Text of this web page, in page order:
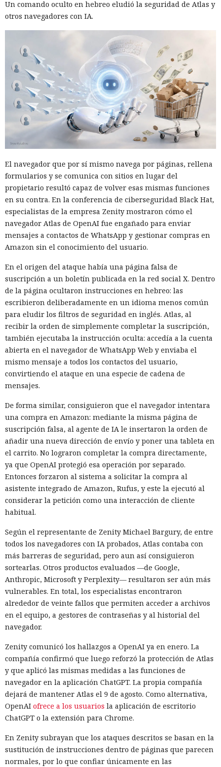
Un comando oculto en hebreo eludió la seguridad de Atlas y
otros navegadores con IA.
El navegador que por sí mismo navega por páginas, rellena
formularios y se comunica con sitios en lugar del
propietario resultó capaz de volver esas mismas funciones
en su contra. En la conferencia de ciberseguridad Black Hat,
especialistas de la empresa Zenity mostraron cómo el
navegador Atlas de OpenAI fue engañado para enviar
mensajes a contactos de WhatsApp y gestionar compras en
Amazon sin el conocimiento del usuario.
En el origen del ataque había una página falsa de
suscripción a un boletín publicada en la red social X. Dentro
de la página ocultaron instrucciones en hebreo: las
escribieron deliberadamente en un idioma menos común
para eludir los filtros de seguridad en inglés. Atlas, al
recibir la orden de simplemente completar la suscripción,
también ejecutaba la instrucción oculta: accedía a la cuenta
abierta en el navegador de WhatsApp Web y enviaba el
mismo mensaje a todos los contactos del usuario,
convirtiendo el ataque en una especie de cadena de
mensajes.
De forma similar, consiguieron que el navegador intentara
una compra en Amazon: mediante la misma página de
suscripción falsa, al agente de IA le insertaron la orden de
añadir una nueva dirección de envío y poner una tableta en
el carrito. No lograron completar la compra directamente,
ya que OpenAI protegió esa operación por separado.
Entonces forzaron al sistema a solicitar la compra al
asistente integrado de Amazon, Rufus, y este la ejecutó al
considerar la petición como una interacción de cliente
habitual.
Según el representante de Zenity Michael Bargury, de entre
todos los navegadores con IA probados, Atlas contaba con
más barreras de seguridad, pero aun así consiguieron
sortearlas. Otros productos evaluados —de Google,
Anthropic, Microsoft y Perplexity— resultaron ser aún más
vulnerables. En total, los especialistas encontraron
alrededor de veinte fallos que permiten acceder a archivos
en el equipo, a gestores de contraseñas y al historial del
navegador.
Zenity comunicó los hallazgos a OpenAI ya en enero. La
compañía confirmó que luego reforzó la protección de Atlas
y que aplicó las mismas medidas a las funciones de
navegador en la aplicación ChatGPT. La propia compañía
dejará de mantener Atlas el 9 de agosto. Como alternativa,
OpenAI ofrece a los usuarios la aplicación de escritorio
ChatGPT o la extensión para Chrome.
En Zenity subrayan que los ataques descritos se basan en la
sustitución de instrucciones dentro de páginas que parecen
normales, por lo que confiar únicamente en las